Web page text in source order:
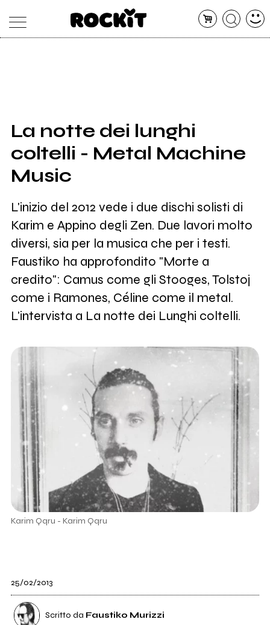
SHOP
RADIO
La notte dei lunghi
coltelli - Metal Machine
Music
L'inizio del 2012 vede i due dischi solisti di
Karim e Appino degli Zen. Due lavori molto
diversi, sia per la musica che per i testi.
Faustiko ha approfondito "Morte a
credito": Camus come gli Stooges, Tolstoj
come i Ramones, Céline come il metal.
L'intervista a La notte dei Lunghi coltelli.
Karim Qqru - Karim Qqru
25/02/2013
Scritto da Faustiko Murizzi